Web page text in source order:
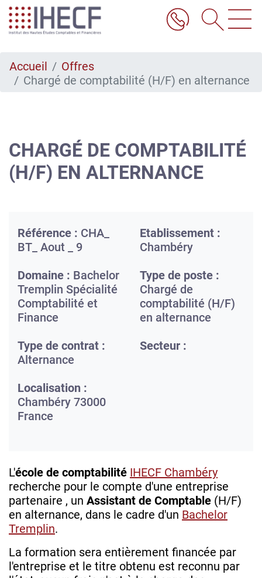
Aller
au
contenu
Accueil
Offres
Chargé de comptabilité (H/F) en alternance
CHARGÉ DE COMPTABILITÉ
(H/F) EN ALTERNANCE
Référence : CHA_
BT_ Aout _ 9
Etablissement :
Chambéry
Domaine : Bachelor
Tremplin Spécialité
Comptabilité et
Finance
Type de poste :
Chargé de
comptabilité (H/F)
en alternance
Type de contrat :
Alternance
Secteur :
Localisation :
Chambéry 73000
France
L'école de comptabilité IHECF Chambéry
recherche pour le compte d'une entreprise
partenaire , un Assistant de Comptable (H/F)
en alternance, dans le cadre d'un Bachelor
Tremplin.
La formation sera entièrement financée par
l'entreprise et le titre obtenu est reconnu par